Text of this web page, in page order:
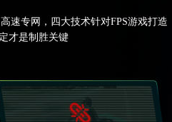
速专网，四大技术针对FPS游戏打造
才是制胜关键